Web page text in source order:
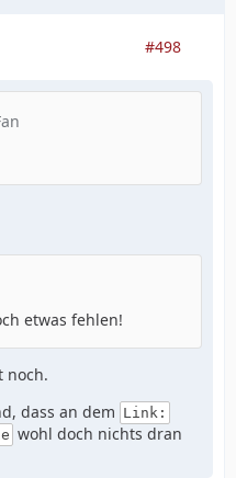
#498
etwas fehlen!
noch.
dass an dem Link:
wohl doch nichts dran